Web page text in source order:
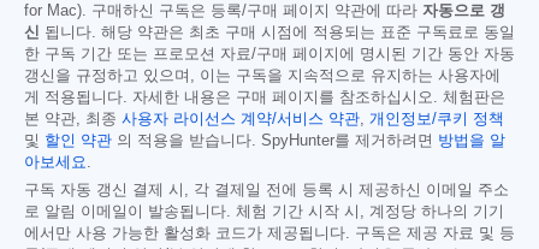
for Mac). 구매하신 구독은 등록/구매 페이지 약관에 따라 자동으로 갱
신 됩니다. 해당 약관은 최초 구매 시점에 적용되는 표준 구독료로 동일
한 구독 기간 또는 프로모션 자료/구매 페이지에 명시된 기간 동안 자동
갱신을 규정하고 있으며, 이는 구독을 지속적으로 유지하는 사용자에
게 적용됩니다. 자세한 내용은 구매 페이지를 참조하십시오. 체험판은
본 약관, 최종 사용자 라이선스 계약/서비스 약관, 개인정보/쿠키 정책
및 할인 약관 의 적용을 받습니다. SpyHunter를 제거하려면 방법을 알
아보세요.
구독 자동 갱신 결제 시, 각 결제일 전에 등록 시 제공하신 이메일 주소
로 알림 이메일이 발송됩니다. 체험 기간 시작 시, 계정당 하나의 기기
에서만 사용 가능한 활성화 코드가 제공됩니다. 구독은 제공 자료 및 등